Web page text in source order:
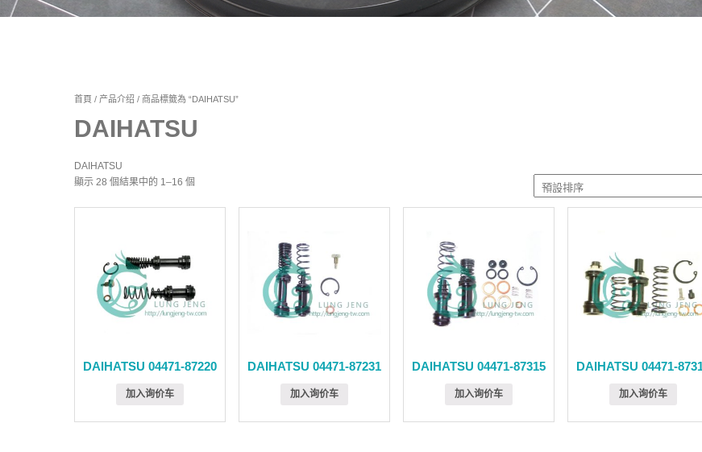
首頁 / 产品介绍 / 商品標籤為 “DAIHATSU”
DAIHATSU
DAIHATSU
顯示 28 個結果中的 1–16 個
DAIHATSU 04471-87220
加入询价车
DAIHATSU 04471-87231
加入询价车
DAIHATSU 04471-87315
加入询价车
DAIHATSU 04471-
加入询价车